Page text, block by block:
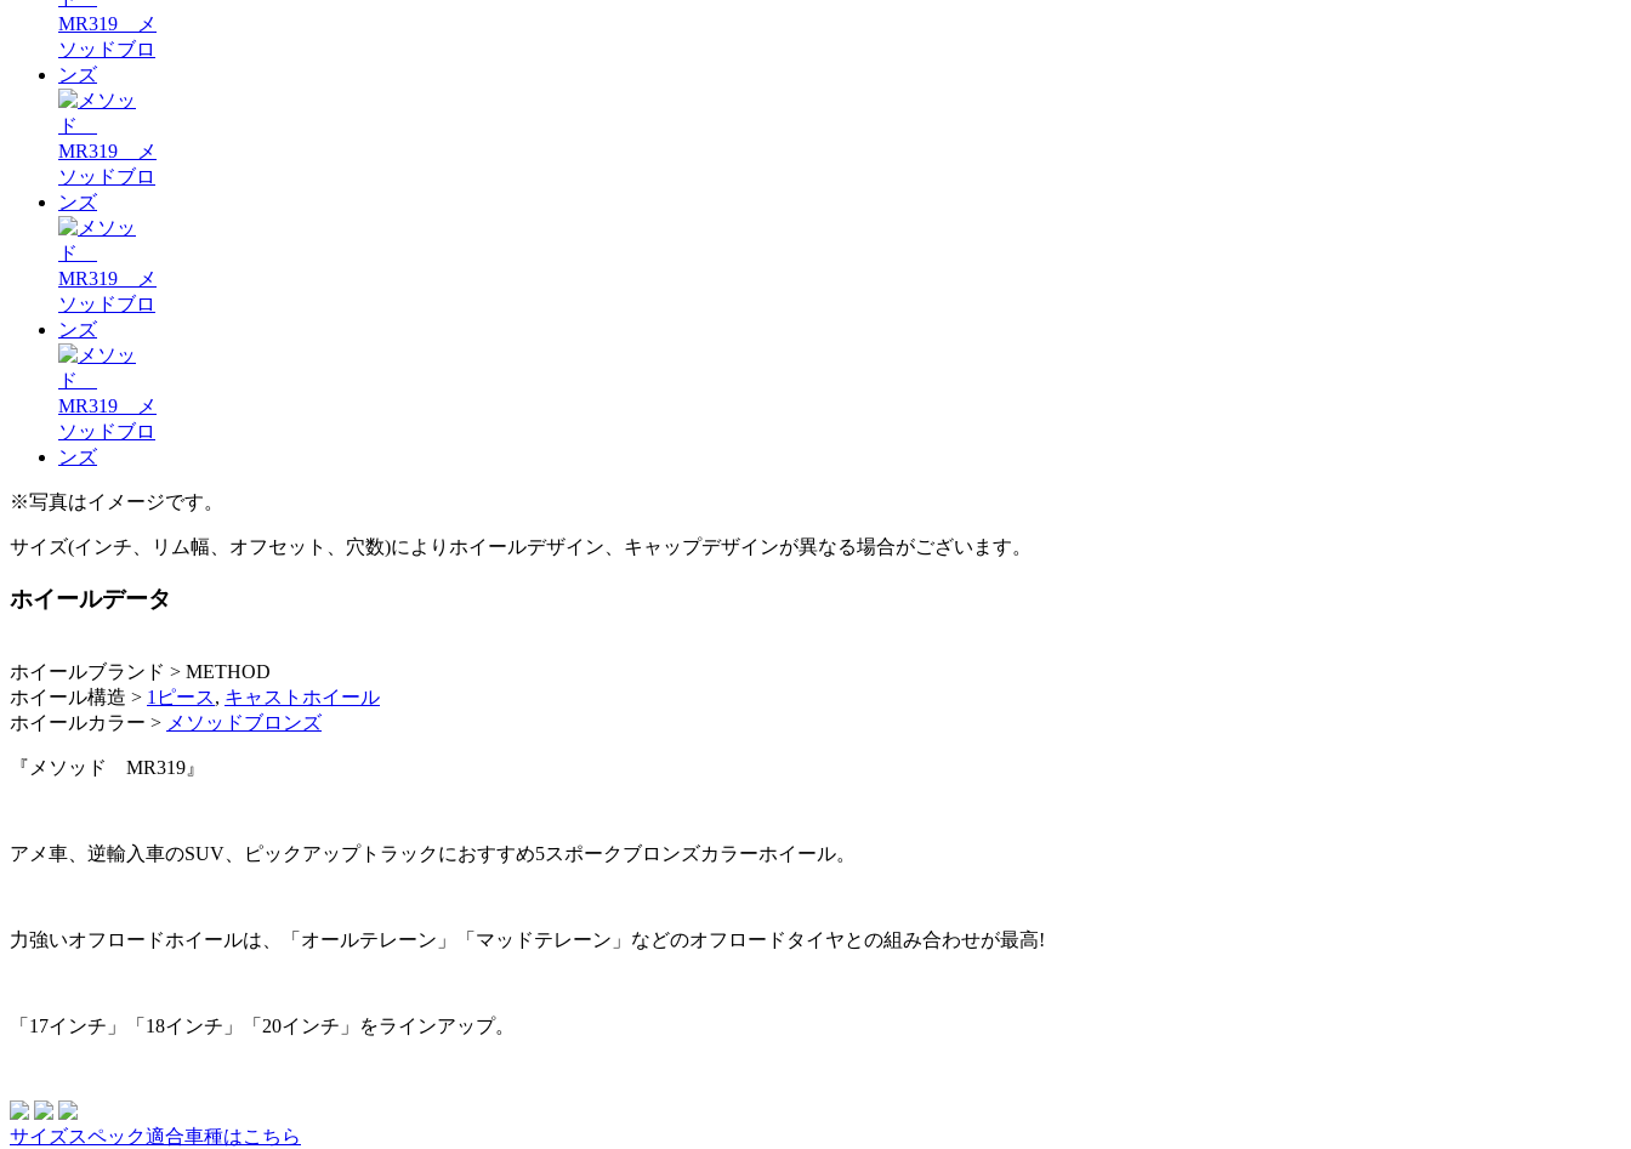
※写真はイメージです。
サイズ(インチ、リム幅、オフセット、穴数)によりホイールデザイン、キャップデザインが異なる場合がございます。
ホイールデータ
ホイールブランド > METHOD
ホイール構造 > 1ピース, キャストホイール
ホイールカラー > メソッドブロンズ
『メソッド MR319』
アメ車、逆輸入車のSUV、ピックアップトラックにおすすめ5スポークブロンズカラーホイール。
力強いオフロードホイールは、「オールテレーン」「マッドテレーン」などのオフロードタイヤとの組み合わせが最高!
「17インチ」「18インチ」「20インチ」をラインアップ。
サイズスペック適合車種はこちら